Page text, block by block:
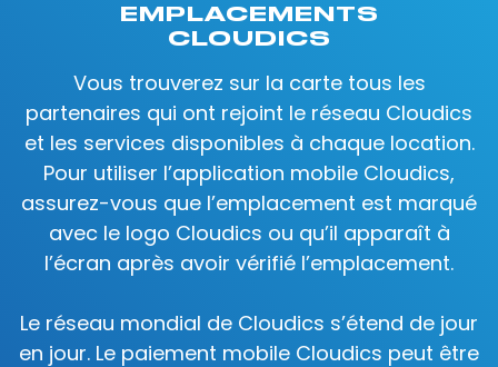
EMPLACEMENTS
CLOUDICS
Vous trouverez sur la carte tous les
partenaires qui ont rejoint le réseau Cloudics
et les services disponibles à chaque location.
Pour utiliser l’application mobile Cloudics,
assurez-vous que l’emplacement est marqué
avec le logo Cloudics ou qu’il apparaît à
l’écran après avoir vérifié l’emplacement.
Le réseau mondial de Cloudics s’étend de jour
en jour. Le paiement mobile Cloudics peut être